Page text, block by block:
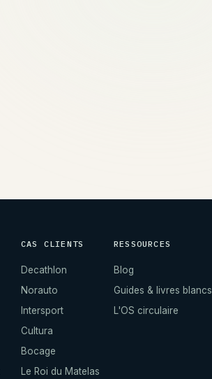
CAS CLIENTS
Decathlon
Norauto
Intersport
Cultura
Bocage
Le Roi du Matelas
RESSOURCES
Blog
Guides & livres blancs
L'OS circulaire